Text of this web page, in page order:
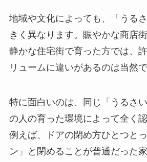
地域や文化によっても、「うる
きく異なります。賑やかな商店
静かな住宅街で育った方では、
リュームに違いがあるのは当然で
特に面白いのは、同じ「うるさ
の人の育った環境によって全く
例えば、ドアの閉め方ひとつと
ン」と閉めることが普通だった家